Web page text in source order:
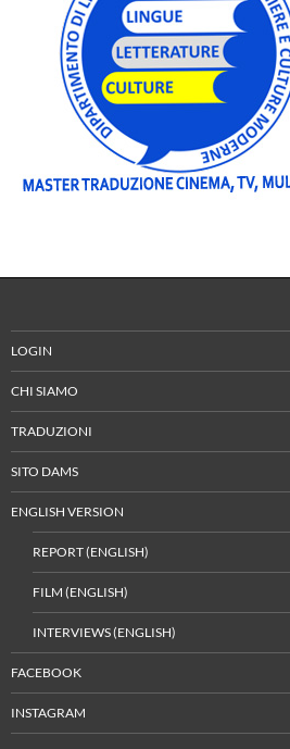
LOGIN
CHI SIAMO
TRADUZIONI
SITO DAMS
ENGLISH VERSION
REPORT (ENGLISH)
FILM (ENGLISH)
INTERVIEWS (ENGLISH)
FACEBOOK
INSTAGRAM